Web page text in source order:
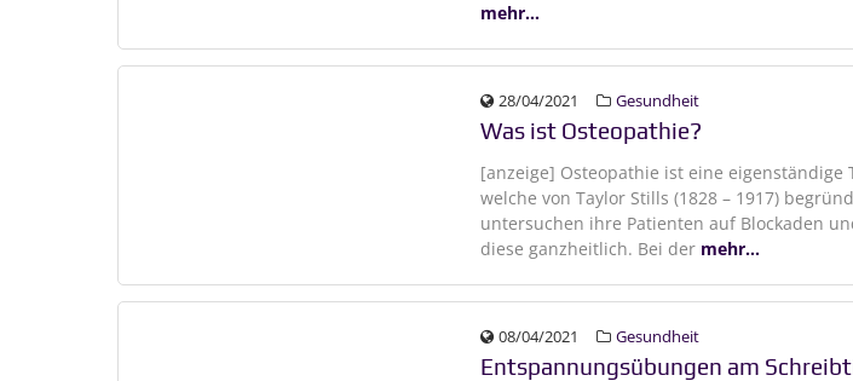
mehr...
28/04/2021 Gesundheit
Was ist Osteopathie?
[anzeige] Osteopathie ist eine
welche von Taylor Stills (1828 – 1917)
untersuchen ihre Patienten auf Blockaden
diese ganzheitlich. Bei der mehr...
08/04/2021 Gesundheit
Entspannungsübungen am